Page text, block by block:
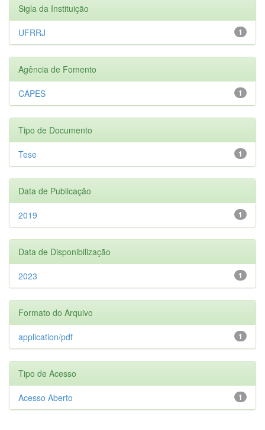
Sigla da Instituição
1
UFRRJ
Agência de Fomento
1
CAPES
Tipo de Documento
1
Tese
Data de Publicação
1
2019
Data de Disponibilização
1
2023
Formato do Arquivo
1
application/pdf
Tipo de Acesso
1
Acesso Aberto